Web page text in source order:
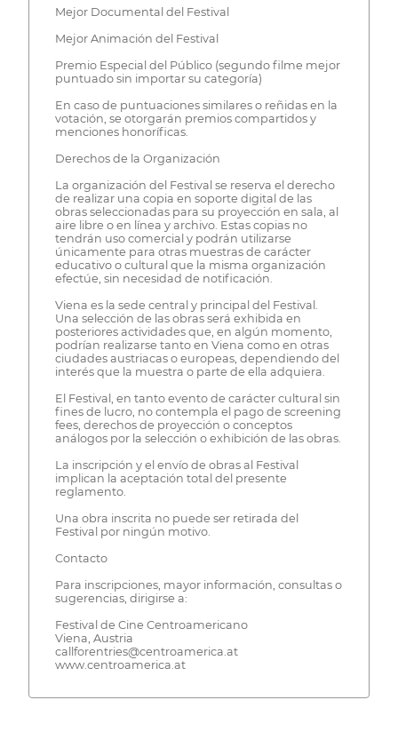
Mejor Documental del Festival
Mejor Animación del Festival
Premio Especial del Público (segundo filme mejor
puntuado sin importar su categoría)
En caso de puntuaciones similares o reñidas en la
votación, se otorgarán premios compartidos y
menciones honoríficas.
Derechos de la Organización
La organización del Festival se reserva el derecho
de realizar una copia en soporte digital de las
obras seleccionadas para su proyección en sala, al
aire libre o en línea y archivo. Estas copias no
tendrán uso comercial y podrán utilizarse
únicamente para otras muestras de carácter
educativo o cultural que la misma organización
efectúe, sin necesidad de notificación.
Viena es la sede central y principal del Festival.
Una selección de las obras será exhibida en
posteriores actividades que, en algún momento,
podrían realizarse tanto en Viena como en otras
ciudades austriacas o europeas, dependiendo del
interés que la muestra o parte de ella adquiera.
El Festival, en tanto evento de carácter cultural sin
fines de lucro, no contempla el pago de screening
fees, derechos de proyección o conceptos
análogos por la selección o exhibición de las obras.
La inscripción y el envío de obras al Festival
implican la aceptación total del presente
reglamento.
Una obra inscrita no puede ser retirada del
Festival por ningún motivo.
Contacto
Para inscripciones, mayor información, consultas o
sugerencias, dirigirse a:
Festival de Cine Centroamericano
Viena, Austria
callforentries@centroamerica.at
www.centroamerica.at